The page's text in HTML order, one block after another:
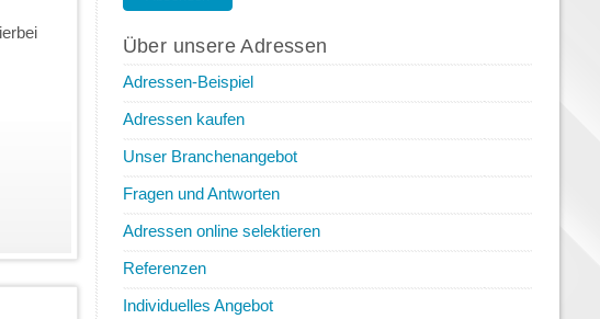
Über unsere Adressen
Adressen-Beispiel
Adressen kaufen
Unser Branchenangebot
Fragen und Antworten
Adressen online selektieren
Referenzen
Individuelles Angebot